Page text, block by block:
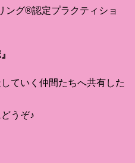
ング®認定プラクティショ
ていく仲間たちへ共有した
うぞ♪